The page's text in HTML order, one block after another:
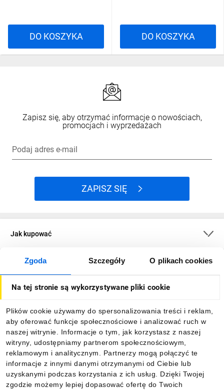
Zgoda Szczegóły O plikach cookies
Na tej stronie są wykorzystywane pliki cookie
Plików cookie używamy do spersonalizowania treści i reklam,
aby oferować funkcje społecznościowe i analizować ruch w
naszej witrynie. Informacje o tym, jak korzystasz z naszej
witryny, udostępniamy partnerom społecznościowym,
reklamowym i analitycznym. Partnerzy mogą połączyć te
informacje z innymi danymi otrzymanymi od Ciebie lub
uzyskanymi podczas korzystania z ich usług. Dzięki Twojej
zgodzie możemy lepiej dopasować ofertę do Twoich
DO KOSZYKA DO KOSZYKA
Zapisz się, aby otrzymać informacje o nowościach,
promocjach i wyprzedażach
Podaj adres e-mail
ZAPISZ SIĘ
Jak kupować
O firmie
Informacje
Pobierz naszą aplikację mobilną: